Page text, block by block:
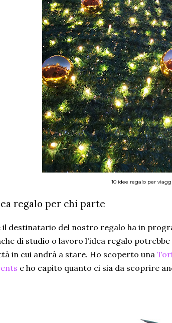
10 idee regalo per
regalo per chi parte
il destinatario del nostro regalo ha in
di studio o lavoro l'idea regalo
in cui andrà a stare. Ho scoperto una
e ho capito quanto ci sia da scoprire